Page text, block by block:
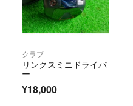
クラブ
リンクスミニドライバ
ー
¥18,000